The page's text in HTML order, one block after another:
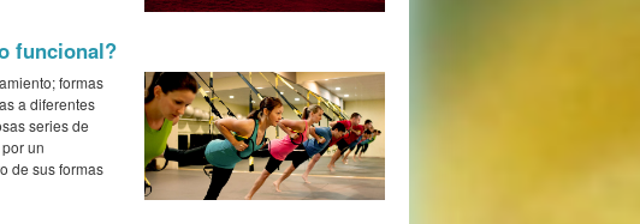
funcional?
formas
a diferentes
series de
un
de sus formas